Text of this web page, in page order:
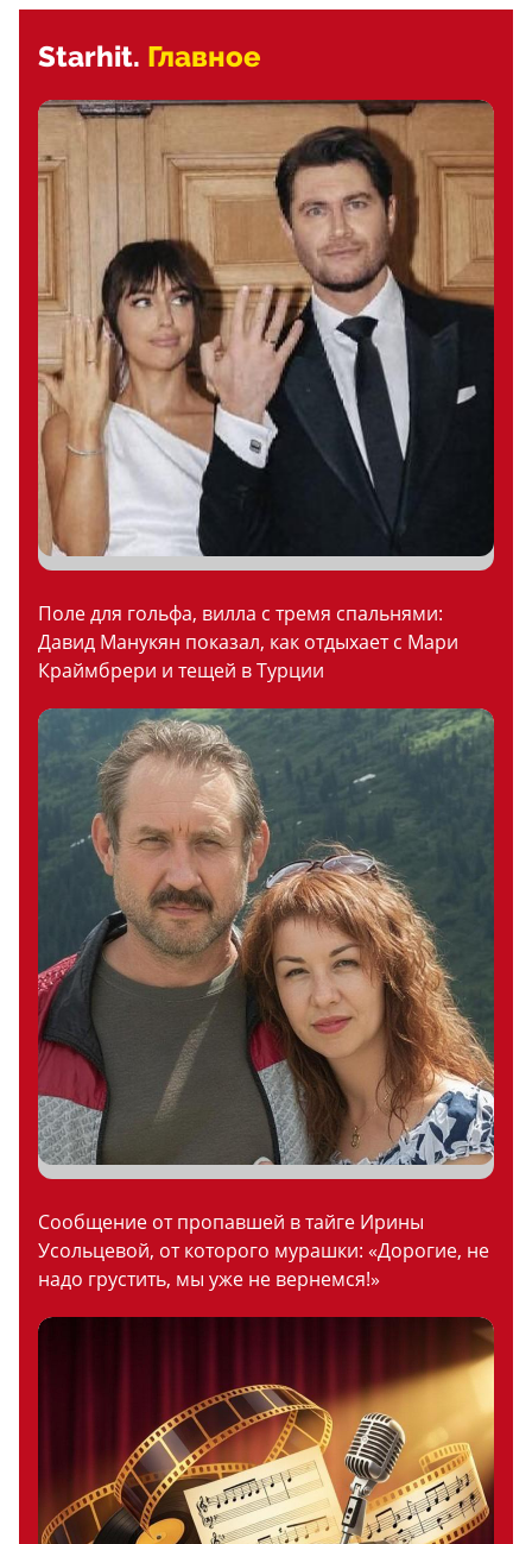
Starhit. Главное
Поле для гольфа, вилла с тремя спальнями:
Давид Манукян показал, как отдыхает с Мари
Краймбрери и тещей в Турции
Сообщение от пропавшей в тайге Ирины
Усольцевой, от которого мурашки: «Дорогие, не
надо грустить, мы уже не вернемся!»